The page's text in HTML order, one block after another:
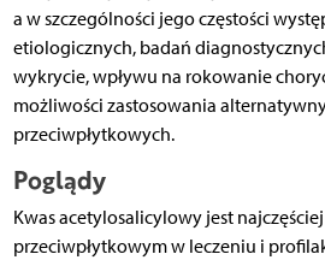
a w szczególności jego częstości
etiologicznych, badań
wykrycie, wpływu na rokowanie
możliwości zastosowania
przeciwpłytkowych.
Poglądy
Kwas acetylosalicylowy jest
przeciwpłytkowym w leczeniu i